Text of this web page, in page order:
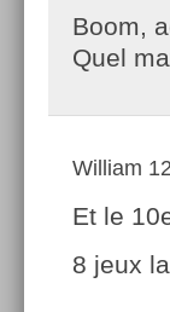
Boom,
Quel
William
Et le
8 jeux